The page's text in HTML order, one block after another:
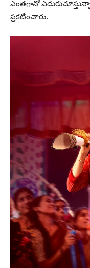
ఎంతగానో
ప్రకటించారు.